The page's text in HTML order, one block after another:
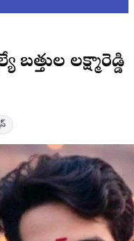
బత్తుల లక్ష్మారెడ్డి